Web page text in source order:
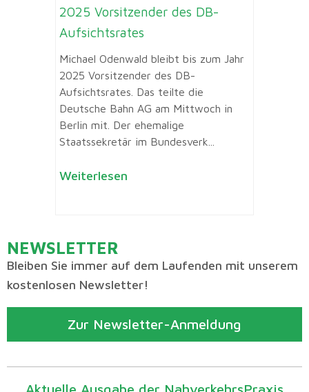
2025 Vorsitzender des DB-
Aufsichtsrates
Michael Odenwald bleibt bis zum Jahr
2025 Vorsitzender des DB-
Aufsichtsrates. Das teilte die
Deutsche Bahn AG am Mittwoch in
Berlin mit. Der ehemalige
Staatssekretär im Bundesverk...
Weiterlesen
NEWSLETTER
Bleiben Sie immer auf dem Laufenden mit unserem
kostenlosen Newsletter!
Zur Newsletter-Anmeldung